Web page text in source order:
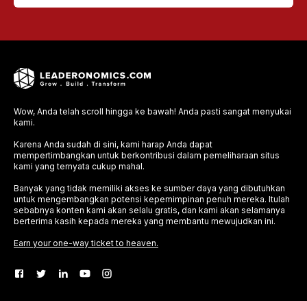
Wow, Anda telah scroll hingga ke bawah! Anda pasti sangat menyukai
kami.
Karena Anda sudah di sini, kami harap Anda dapat
mempertimbangkan untuk berkontribusi dalam pemeliharaan situs
kami yang ternyata cukup mahal.
Banyak yang tidak memiliki akses ke sumber daya yang dibutuhkan
untuk mengembangkan potensi kepemimpinan penuh mereka. Itulah
sebabnya konten kami akan selalu gratis, dan kami akan selamanya
berterima kasih kepada mereka yang membantu mewujudkan ini.
Earn your one-way ticket to heaven.